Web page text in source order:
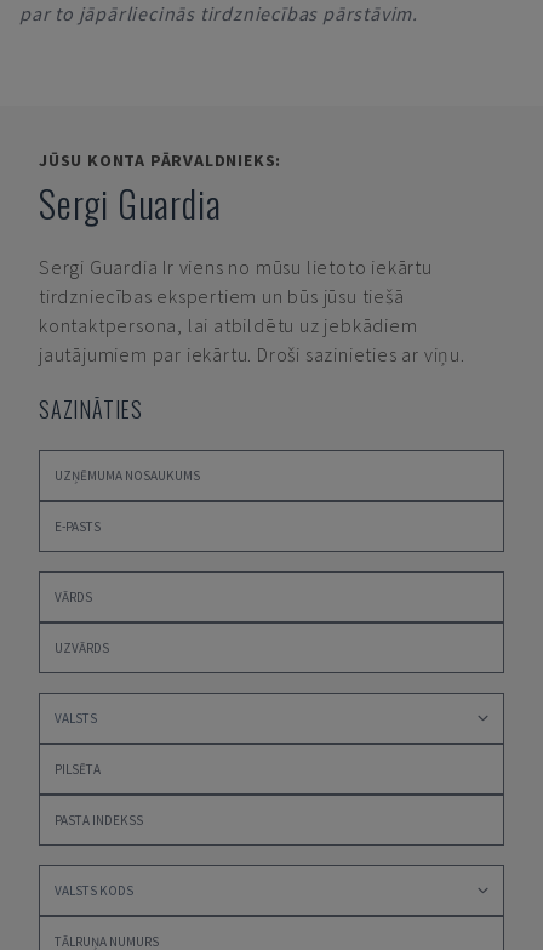
par to jāpārliecinās tirdzniecības pārstāvim.
JŪSU KONTA PĀRVALDNIEKS:
Sergi Guardia
Sergi Guardia Ir viens no mūsu lietoto iekārtu
tirdzniecības ekspertiem un būs jūsu tiešā
kontaktpersona, lai atbildētu uz jebkādiem
jautājumiem par iekārtu. Droši sazinieties ar viņu.
SAZINĀTIES